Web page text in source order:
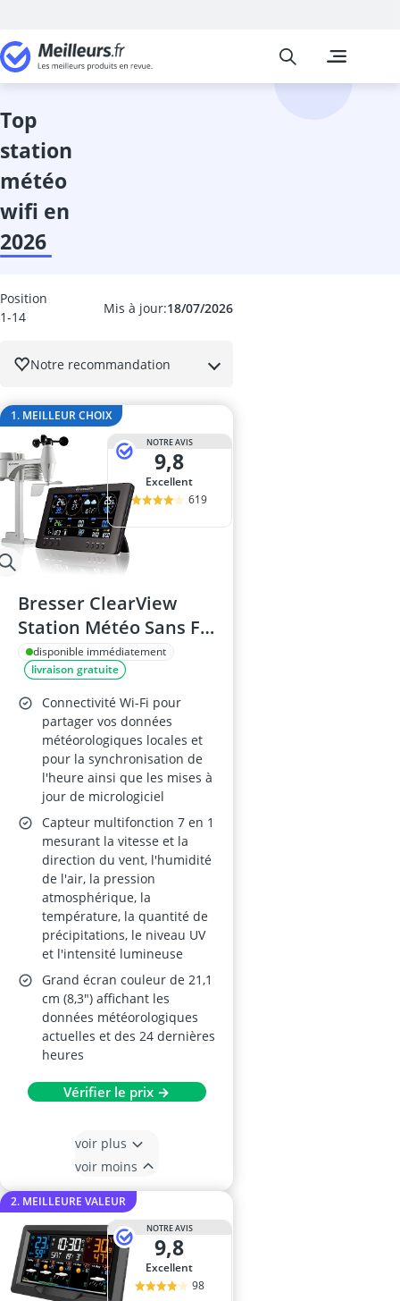
Jardin
abri de jardin
Meilleurs
top
station
météo
wifi en
2026
Mis à jour:18/07/2026
Position
1-14
Notre recommandation
1. MEILLEUR CHOIX
NOTRE AVIS
9,8
Excellent
619
Bresser ClearView
Station Météo Sans Fil
Pro 7 en 1
disponible immédiatement
livraison gratuite
Connectivité Wi-Fi pour
partager vos données
météorologiques locales et
pour la synchronisation de
l'heure ainsi que les mises à
jour de micrologiciel
Capteur multifonction 7 en 1
mesurant la vitesse et la
direction du vent, l'humidité
de l'air, la pression
atmosphérique, la
température, la quantité de
précipitations, le niveau UV
et l'intensité lumineuse
Grand écran couleur de 21,1
cm (8,3") affichant les
données météorologiques
actuelles et des 24 dernières
heures
Vérifier le prix →
voir plus
voir moins
2. MEILLEURE VALEUR
NOTRE AVIS
9,8
Excellent
98